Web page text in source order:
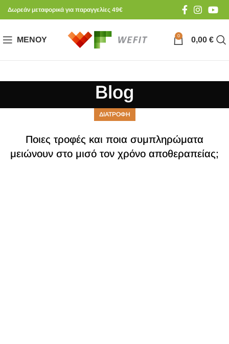
Δωρεάν μεταφορικά για παραγγελίες 49€
ΜΕΝΟΎ 0 0,00 €
Blog
ΔΙΑΤΡΟΦΗ
Ποιες τροφές και ποια συμπληρώματα
μειώνουν στο μισό τον χρόνο αποθεραπείας;